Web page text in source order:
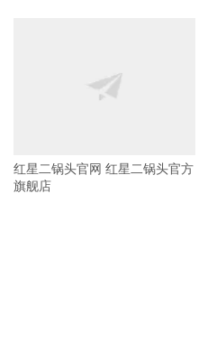
红星二锅头官网 红星二锅头官方
旗舰店